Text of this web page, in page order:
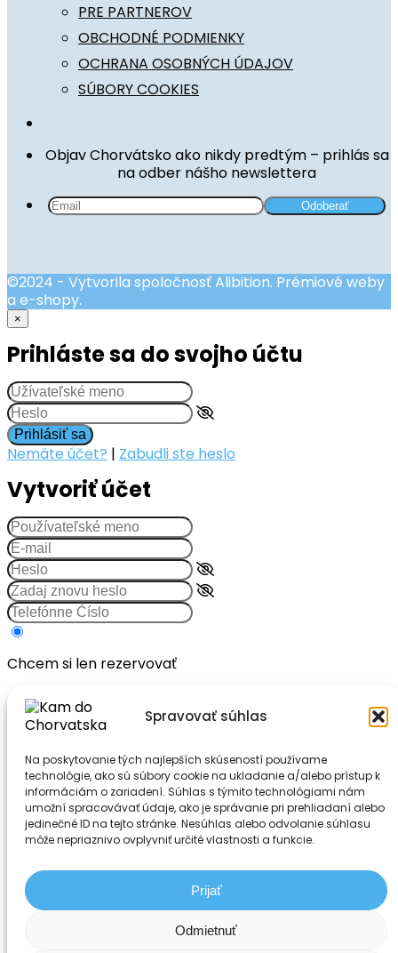
Spravovať súhlas
Na poskytovanie tých najlepších skúseností používame
technológie, ako sú súbory cookie na ukladanie a/alebo prístup k
informáciám o zariadení. Súhlas s týmito technológiami nám
umožní spracovávať údaje, ako je správanie pri prehliadaní alebo
jedinečné ID na tejto stránke. Nesúhlas alebo odvolanie súhlasu
môže nepriaznivo ovplyvniť určité vlastnosti a funkcie.
Prijať
Odmietnuť
PRE PARTNEROV
OBCHODNÉ PODMIENKY
OCHRANA OSOBNÝCH ÚDAJOV
SÚBORY COOKIES
Objav Chorvátsko ako nikdy predtým – prihlás sa
na odber nášho newslettera
©2024 - Vytvorila spoločnosť Alibition. Prémiové weby
a e-shopy.
×
Prihláste sa do svojho účtu
Prihlásiť sa
Nemáte účet? | Zabudli ste heslo
Vytvoriť účet
Chcem si len rezervovať
Chcem ponúkať svoje ubytovanie
Vytvoriť účet
Už si členom? Prihlásiť sa!